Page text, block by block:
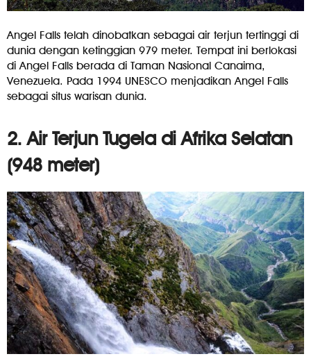
Angel Falls telah dinobatkan sebagai air terjun tertinggi di
dunia dengan ketinggian 979 meter. Tempat ini berlokasi
di Angel Falls berada di Taman Nasional Canaima,
Venezuela. Pada 1994 UNESCO menjadikan Angel Falls
sebagai situs warisan dunia.
2. Air Terjun Tugela di Afrika Selatan
(948 meter)